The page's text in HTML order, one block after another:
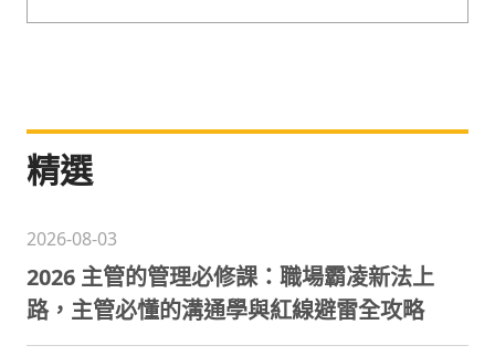
精選
2026-08-03
2026 主管的管理必修課：職場霸凌新法上
路，主管必懂的溝通學與紅線避雷全攻略